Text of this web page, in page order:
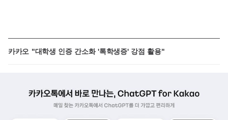
카카오 "대학생 인증 간소화 '톡학생증' 강점 활용"